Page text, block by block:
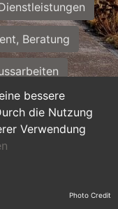
bessere
die Nutzung
Verwendung
Beratung
Photo Credit